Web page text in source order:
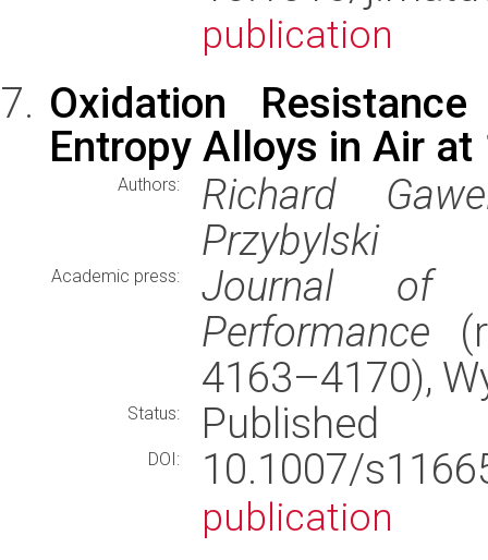
publication
Oxidation
Entropy Alloys in Air at
Authors:
Richard
Przybylski
Academic press:
Journal of
Performance
4163–4170),
Status: Published
DOI: 10.1007/
publication